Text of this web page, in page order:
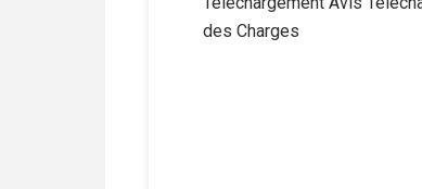
des Charges